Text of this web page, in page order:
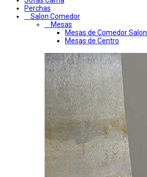
Perchas
Salon Comedor
Mesas
Mesas de Comedor Salon
Mesas de Centro